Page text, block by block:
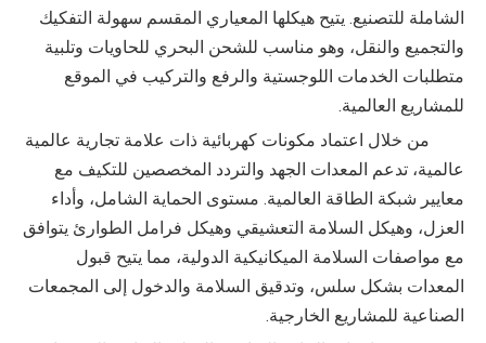
الشاملة للتصنيع. يتيح هيكلها المعياري المقسم سهولة التفكيك
والتجميع والنقل، وهو مناسب للشحن البحري للحاويات وتلبية
متطلبات الخدمات اللوجستية والرفع والتركيب في الموقع
للمشاريع العالمية.
من خلال اعتماد مكونات كهربائية ذات علامة تجارية عالمية
عالمية، تدعم المعدات الجهد والتردد المخصصين للتكيف مع
معايير شبكة الطاقة العالمية. مستوى الحماية الشامل، وأداء
العزل، وهيكل السلامة التعشيقي وهيكل فرامل الطوارئ يتوافق
مع مواصفات السلامة الميكانيكية الدولية، مما يتيح قبول
المعدات بشكل سلس، وتدقيق السلامة والدخول إلى المجمعات
الصناعية للمشاريع الخارجية.